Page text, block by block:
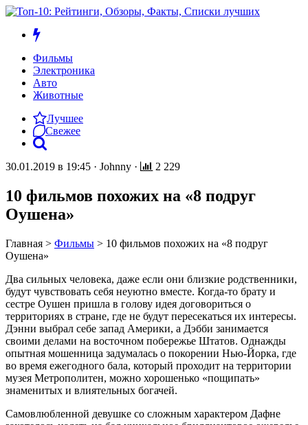
Фильмы
Электроника
Авто
Животные
Лучшее
Свежее
30.01.2019 в 19:45 · Johnny · 2 229
10 фильмов похожих на «8 подруг
Оушена»
Главная > Фильмы > 10 фильмов похожих на «8 подруг
Оушена»
Два сильных человека, даже если они близкие родственники,
будут чувствовать себя неуютно вместе. Когда-то брату и
сестре Оушен пришла в голову идея договориться о
территориях в стране, где не будут пересекаться их интересы.
Дэнни выбрал себе запад Америки, а Дэбби занимается
своими делами на восточном побережье Штатов. Однажды
опытная мошенница задумалась о покорении Нью-Йорка, где
во время ежегодного бала, который проходит на территории
музея Метрополитен, можно хорошенько «пощипать»
знаменитых и влиятельных богачей.
Самовлюбленной девушке со сложным характером Дафне